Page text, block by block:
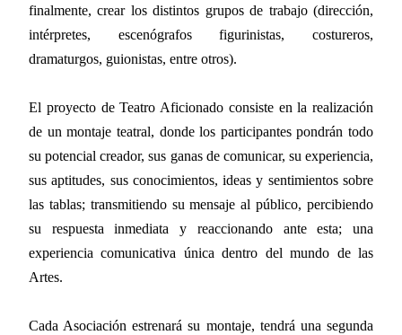
finalmente, crear los distintos grupos de trabajo (dirección,
intérpretes, escenógrafos figurinistas, costureros,
dramaturgos, guionistas, entre otros).
El proyecto de Teatro Aficionado consiste en la realización
de un montaje teatral, donde los participantes pondrán todo
su potencial creador, sus ganas de comunicar, su experiencia,
sus aptitudes, sus conocimientos, ideas y sentimientos sobre
las tablas; transmitiendo su mensaje al público, percibiendo
su respuesta inmediata y reaccionando ante esta; una
experiencia comunicativa única dentro del mundo de las
Artes.
Cada Asociación estrenará su montaje, tendrá una segunda